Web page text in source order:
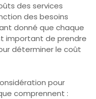
des services
des besoins
donné que chaque
important de prendre
déterminer le coût
pour
comprennent :